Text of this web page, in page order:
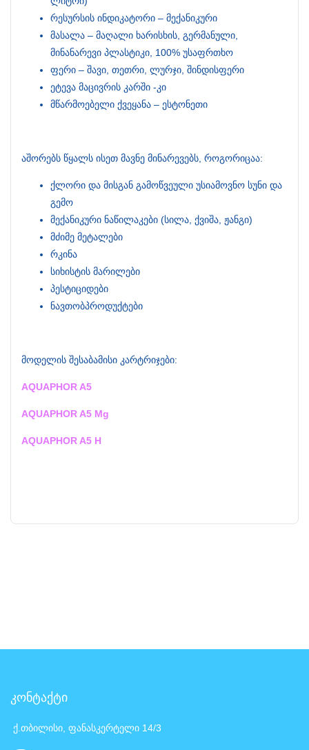
რესურსის ინდიკატორი – მექანიკური
მასალა – მაღალი ხარისხის, გერმანული,
მინანარევი პლასტიკი, 100% უსაფრთხო
ფერი – შავი, თეთრი, ლურჯი, შინდისფერი
ეტევა მაცივრის კარში -კი
მწარმოებელი ქვეყანა – ესტონეთი
აშორებს წყალს ისეთ მავნე მინარევებს, როგორიცაა:
ქლორი და მისგან გამოწვეული უსიამოვნო სუნი და
გემო
მექანიკური ნაწილაკები (სილა, ქვიშა, ჟანგი)
მძიმე მეტალები
რკინა
სიხისტის მარილები
პესტიციდები
ნავთობპროდუქტები
მოდელის შესაბამისი კარტრიჯები:
AQUAPHOR A5
AQUAPHOR A5 Mg
AQUAPHOR A5 H
კონტაქტი
ქ.თბილისი, ფანასკერტელი 14/3